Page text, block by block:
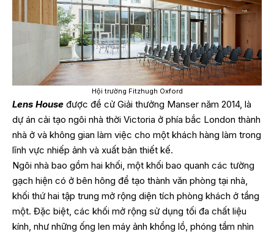
Hội trường Fitzhugh Oxford
Lens House được đề cử Giải thưởng Manser năm 2014, là
dự án cải tạo ngôi nhà thời Victoria ở phía bắc London thành
nhà ở và không gian làm việc cho một khách hàng làm trong
lĩnh vực nhiếp ảnh và xuất bản thiết kế.
Ngôi nhà bao gồm hai khối, một khối bao quanh các tường
gạch hiện có ở bên hông để tạo thành văn phòng tại nhà,
khối thứ hai tập trung mở rộng diện tích phòng khách ở tầng
một. Đặc biệt, các khối mở rộng sử dụng tối đa chất liệu
kính, như những ống len máy ảnh khổng lồ, phóng tầm nhìn